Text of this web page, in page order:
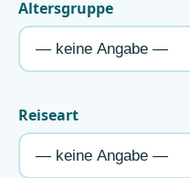
Altersgruppe
Reiseart